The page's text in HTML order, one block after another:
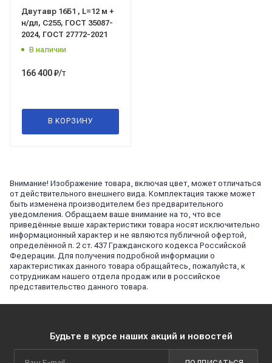
Двутавр 16Б1 , L=12 м +
н/дл, С255, ГОСТ 35087-
2024, ГОСТ 27772-2021
В наличии
166 400₽/т
В КОРЗИНУ
Внимание! Изображение товара, включая цвет, может отличаться
от действительного внешнего вида. Комплектация также может
быть изменена производителем без предварительного
уведомления. Обращаем ваше внимание на то, что все
приведённые выше характеристики товара носят исключительно
информационный характер и не являются публичной офертой,
определённой п. 2 ст. 437 Гражданского кодекса Российской
Федерации. Для получения подробной информации о
характеристиках данного товара обращайтесь, пожалуйста, к
сотрудникам нашего отдела продаж или в российское
представительство данного товара.
Будьте в курсе наших акций и новостей